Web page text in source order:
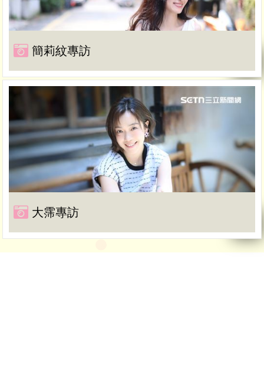
簡莉紋專訪
大霈專訪